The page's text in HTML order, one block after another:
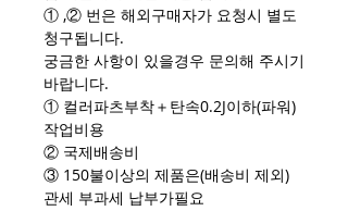
① ,② 번은 해외구매자가 요청시 별도
청구됩니다.
궁금한 사항이 있을경우 문의해 주시기
바랍니다.
① 컬러파츠부착＋탄속0.2J이하(파워)
작업비용
② 국제배송비
③ 150불이상의 제품은(배송비 제외)
관세 부과세 납부가필요